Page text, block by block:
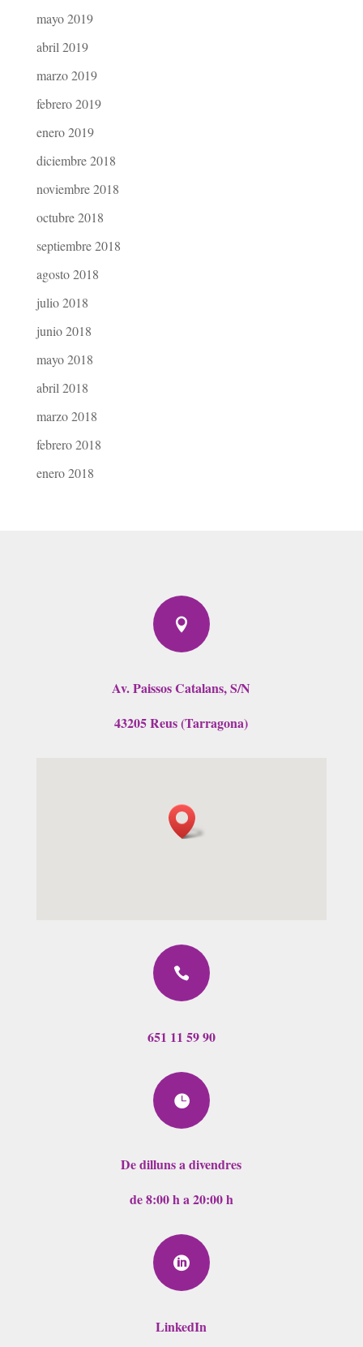
mayo 2019
abril 2019
marzo 2019
febrero 2019
enero 2019
diciembre 2018
noviembre 2018
octubre 2018
septiembre 2018
agosto 2018
julio 2018
junio 2018
mayo 2018
abril 2018
marzo 2018
febrero 2018
enero 2018

Av. Paissos Catalans, S/N
43205 Reus (Tarragona)

651 11 59 90

De dilluns a divendres
de 8:00 h a 20:00 h

LinkedIn